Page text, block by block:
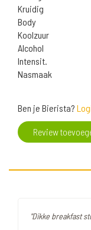
Kruidig
Body
Koolzuur
Alcohol
Intensit.
Nasmaak
Ben je Bierista?
Review
"Dikke breakfast